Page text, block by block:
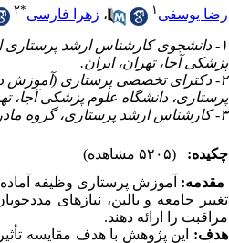
رضا یوسفی ۱ ، زهرا فارسی*۲
۱- دانشجوی کارشناس ارشد پرستاری
پزشکی آجا، تهران، ایران.
۲- دکترای تخصصی پرستاری (آموزش
پرستاری، دانشگاه علوم پزشکی آجا،
۳- کارشناس ارشد پرستاری، گروه مادر و نوزاد، دانشکده پرستاری، دانشگاه علوم پزشکی آجا، تهران، ایران.
چکیده:
(۵۲۰۵ مشاهده)
مقدمه: آموزش پرستاری وظیفه
تغییر جامعه و بالین، نیازهای
مراقبت را ارائه دهند.
هدف: این پژوهش با هدف مقایسه